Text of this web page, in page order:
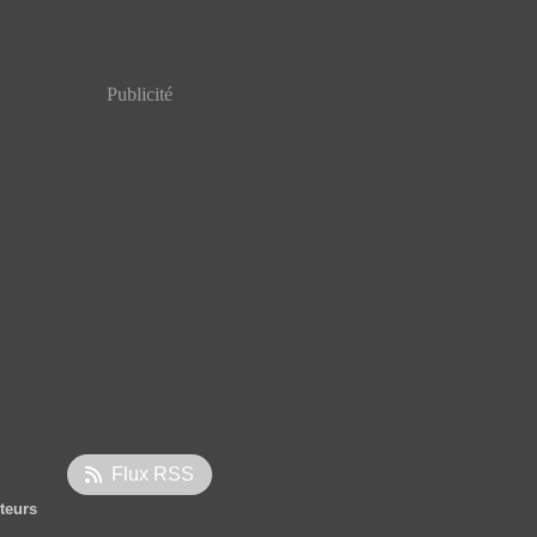
Publicité
Flux RSS